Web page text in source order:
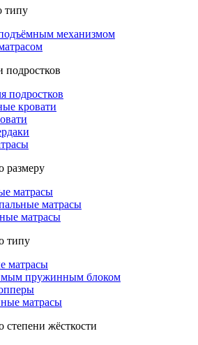
типу
механизмом
подростков
подростков
кровати
размеру
матрасы
матрасы
матрасы
типу
матрасы
пружинным блоком
матрасы
степени жёсткости